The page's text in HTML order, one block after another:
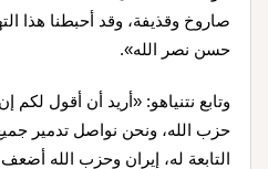
صاروخ وقذيفة، وقد أحبطنا هذا
حسن نصر الله».
وتابع نتنياهو: «أريد أن أقول لكم
حزب الله، ونحن نواصل تدمير جميع
التابعة له، إيران وحزب الله